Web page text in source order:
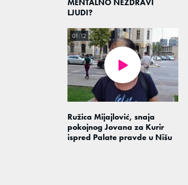
MENTALNO NEZDRAVI
LJUDI?
Ružica Mijajlović, snaja
pokojnog Jovana za Kurir
ispred Palate pravde u Nišu
01:12